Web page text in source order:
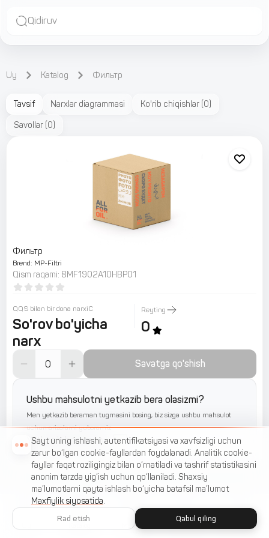
Qidiruv
Uy Katalog Фильтр
Tavsif Narxlar diagrammasi Ko'rib chiqishlar (0)
Savollar (0)
Фильтр
Brend: MP-Filtri
Qism raqami: 8MF1902A10HBP01
QQS bilan bir dona narxiС
So'rov bo'yicha
narx
Reyting
0
Savatga qo'shish
Ushbu mahsulotni yetkazib bera olasizmi?
Men yetkazib beraman tugmasini bosing, biz sizga ushbu mahsulot
uchun arizalarni yuboramiz
Yetkazib beraman
Menyu Sevimlilar
Sayt uning ishlashi, autentifikatsiyasi va xavfsizligi uchun
zarur bo‘lgan cookie-fayllardan foydalanadi. Analitik cookie-
fayllar faqat roziligingiz bilan o‘rnatiladi va tashrif statistikasini
anonim tarzda yig‘ish uchun qo‘llaniladi. Shaxsiy
ma’lumotlarni qayta ishlash bo‘yicha batafsil ma’lumot
Maxfiylik siyosatida.
Rad etish Qabul qiling